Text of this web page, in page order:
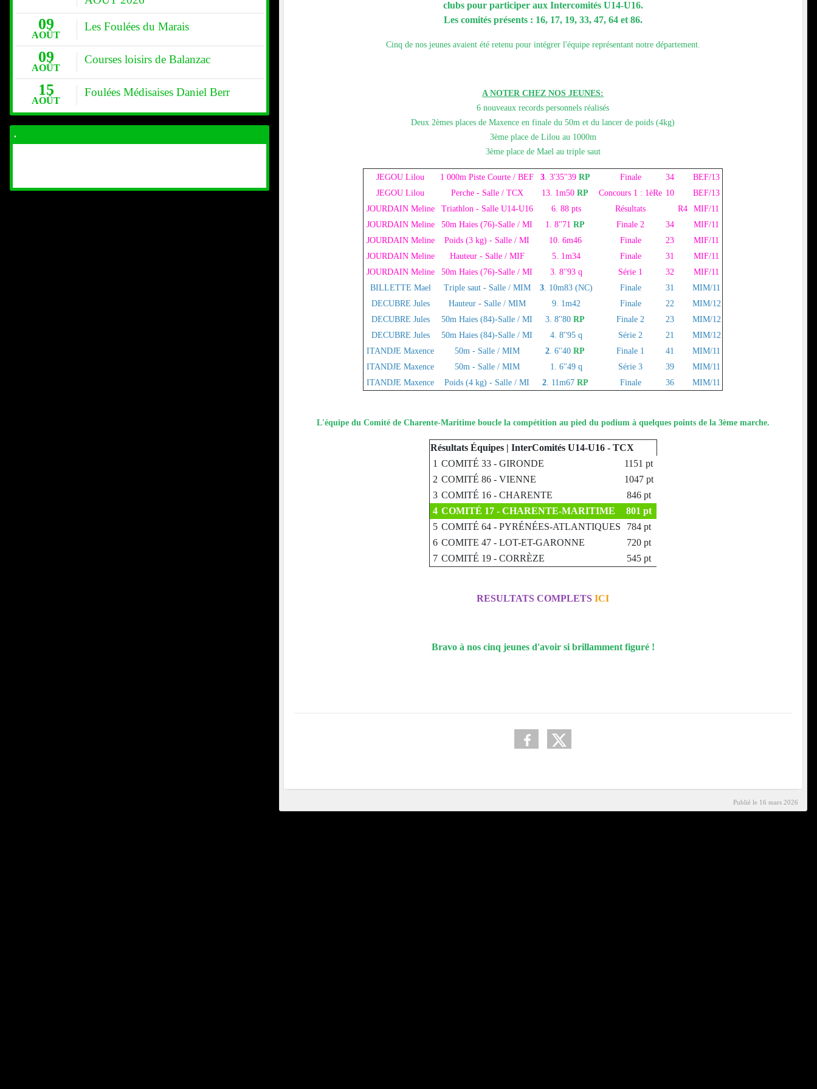
clubs pour participer aux Intercomités U14-U16.
Les comités présents : 16, 17, 19, 33, 47, 64 et 86.
Cinq de nos jeunes avaient été retenu pour intégrer l'équipe représentant notre département.
A NOTER CHEZ NOS JEUNES:
6 nouveaux records personnels réalisés
Deux 2èmes places de Maxence en finale du 50m et du lancer de poids (4kg)
3ème place de Lilou au 1000m
3ème place de Mael au triple saut
JEGOU Lilou 1 000m Piste Courte / BEF 3. 3'35''39 RP Finale 34
BEF/13
JEGOU Lilou
Perche - Salle / TCX 13. 1m50RP Concours 1 : 1èRe 10
BEF/13
JOURDAIN Meline
Triathlon - Salle U14-U16 6. 88 pts Résultats R4
MIF/11
JOURDAIN Meline
50m Haies (76)-Salle / MI 1. 8''71RP Finale 2 34
MIF/11
JOURDAIN Meline
Poids (3 kg) - Salle / MI 10. 6m46 Finale 23
MIF/11
JOURDAIN Meline
Hauteur - Salle / MIF 5. 1m34 Finale 31
MIF/11
JOURDAIN Meline
50m Haies (76)-Salle / MI 3. 8''93 q Série 1 32
MIF/11
BILLETTE Mael
Triple saut - Salle / MIM 3. 10m83 (NC) Finale 31
MIM/11
DECUBRE Jules
Hauteur - Salle / MIM 9. 1m42 Finale 22
MIM/12
DECUBRE Jules
50m Haies (84)-Salle / MI 3. 8''80RP Finale 2 23
MIM/12
DECUBRE Jules
50m Haies (84)-Salle / MI 4. 8''95 q Série 2 21
MIM/12
ITANDJE Maxence
50m - Salle / MIM 2. 6''40RP Finale 1 41
MIM/11
ITANDJE Maxence
50m - Salle / MIM 1. 6''49 q Série 3 39
MIM/11
ITANDJE Maxence
Poids (4 kg) - Salle / MI 2. 11m67 RP Finale 36 MIM/11
L'équipe du Comité de Charente-Maritime boucle la compétition au pied du podium à quelques points de la 3ème marche.
Résultats Équipes | InterComités U14-U16 - TCX
1 COMITÉ 33 - GIRONDE
1151 pt
2 COMITÉ 86 - VIENNE
1047 pt
3 COMITÉ 16 - CHARENTE
846 pt
4 COMITÉ 17 - CHARENTE-MARITIME
801 pt
5 COMITÉ 64 - PYRÉNÉES-ATLANTIQUES
784 pt
6 COMITE 47 - LOT-ET-GARONNE
720 pt
7 COMITÉ 19 - CORRÈZE 545 pt
RESULTATS COMPLETSICI
Bravo à nos cinq jeunes d'avoir si brillamment figuré !
Publié le 16 mars 2026
09
AOÛT
Les Foulées du Marais
09
AOÛT
Courses loisirs de Balanzac
15
AOÛT
Foulées Médisaises Daniel Berr
.